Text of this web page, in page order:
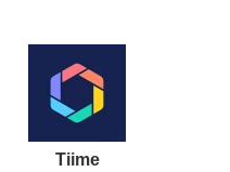
Tiime